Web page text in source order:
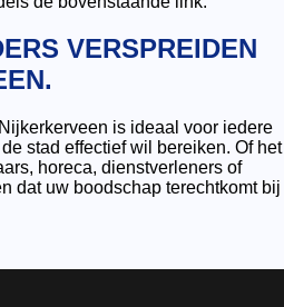
VERSPREIDEN
is ideaal voor iedere
stad effectief wil bereiken. Of het
horeca, dienstverleners of
dat uw boodschap terechtkomt bij